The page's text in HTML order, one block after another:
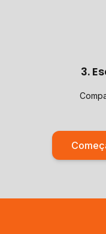
3.